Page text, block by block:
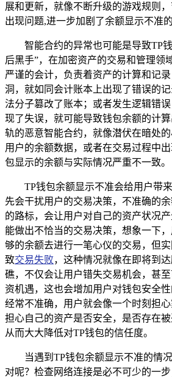
展和更新，就像不断升级的游戏规则
出现问题,进一步加剧了余额显示不准的
智能合约的异常也可能是导致TP
后黑手”，在加密资产的交易和管理领
严谨的会计，负责着资产的计算和记
洞，就如同会计账本上出现了错误的
法分子篡改了账本；或者发生逻辑错
现了失误，就可能导致钱包余额的计
轨的恶意智能合约，就像潜伏在暗处
用户的余额数据，或者在交易过程中
包显示的余额与实际情况严重不一致。
TP钱包余额显示不准会给用户带
先会干扰用户的交易决策，不准确的
的路标，会让用户对自己的资产状况
能做出不恰当的交易决策，想象一下
够的余额去进行一笔心仪的交易，但
致交易失败，这种情况就像在即将到
礁，不仅会让用户错失交易机会，甚
资机遇，这也会增加用户对钱包安全
经常不准确，用户就会像一个时刻担心
担心自己的资产是否安全，是否存在
从而大大降低对TP钱包的信任度。
当遇到TP钱包余额显示不准的情
对呢？检查网络连接是必不可少的一